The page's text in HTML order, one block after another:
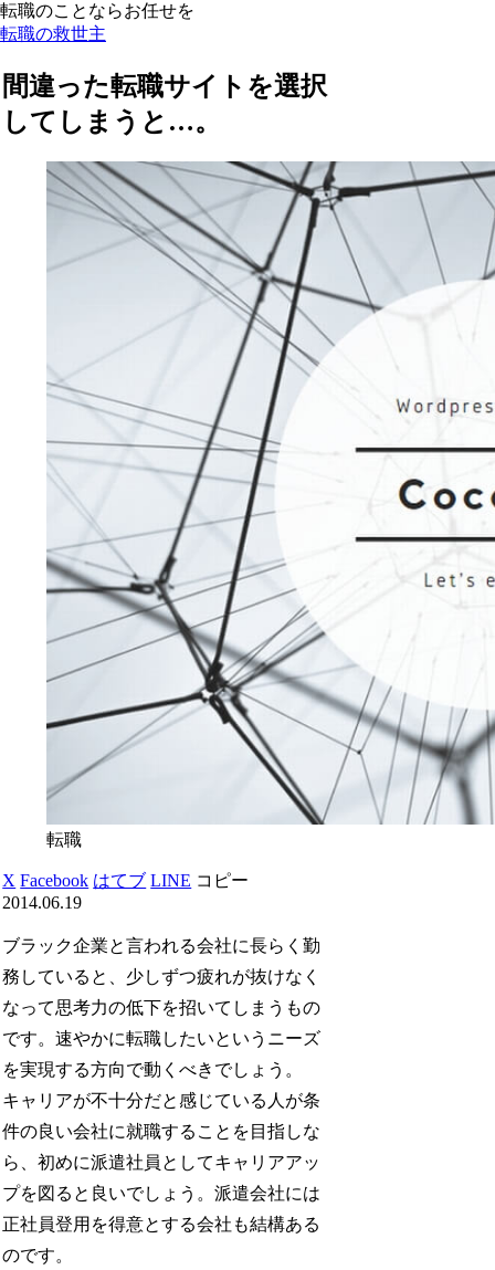
転職のことならお任せを
転職の救世主
間違った転職サイトを選択
してしまうと…。
転職
X Facebook はてブ LINE コピー
2014.06.19
ブラック企業と言われる会社に長らく勤
務していると、少しずつ疲れが抜けなく
なって思考力の低下を招いてしまうもの
です。速やかに転職したいというニーズ
を実現する方向で動くべきでしょう。
キャリアが不十分だと感じている人が条
件の良い会社に就職することを目指しな
ら、初めに派遣社員としてキャリアアッ
プを図ると良いでしょう。派遣会社には
正社員登用を得意とする会社も結構ある
のです。